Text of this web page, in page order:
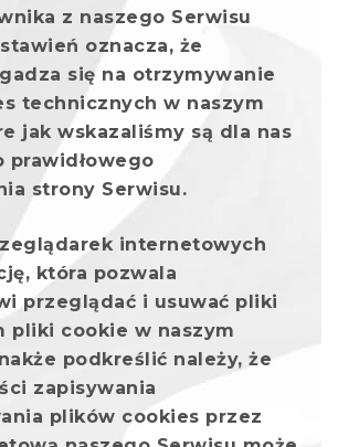
z naszego Serwisu
oznacza, że
się na otrzymywanie
technicznych w naszym
jak wskazaliśmy są dla nas
prawidłowego
strony Serwisu.
internetowych
która pozwala
przeglądać i usuwać pliki
pliki cookie w naszym
podkreślić należy, że
zapisywania
plików cookies przez